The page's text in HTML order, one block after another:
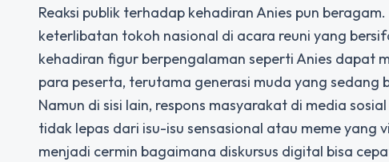
Reaksi publik terhadap kehadiran Anies pun
keterlibatan tokoh nasional di acara reuni yang
kehadiran figur berpengalaman seperti Anies dapat
para peserta, terutama generasi muda yang sedang
Namun di sisi lain, respons masyarakat di media
tidak lepas dari isu-isu sensasional atau meme
menjadi cermin bagaimana diskursus digital bisa